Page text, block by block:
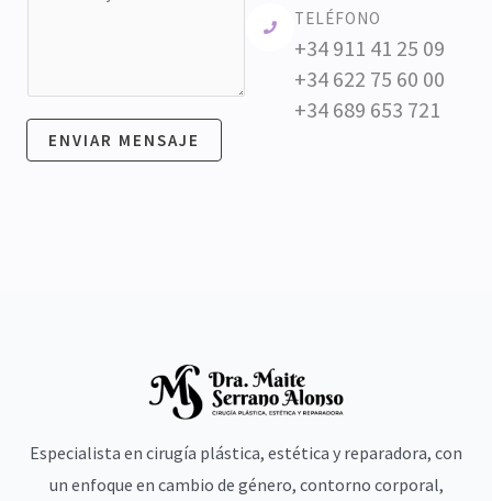
TELÉFONO
+34 911 41 25 09
+34 622 75 60 00
+34 689 653 721
a
j
e
ENVIAR MENSAJE
Especialista en cirugía plástica, estética y reparadora, con
un enfoque en cambio de género, contorno corporal,